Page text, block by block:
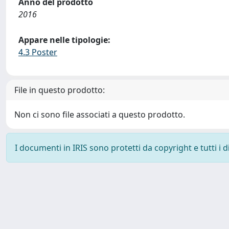
2016
Appare nelle tipologie:
4.3 Poster
File in questo prodotto:
Non ci sono file associati a questo prodotto.
I documenti in IRIS sono protetti da copyright e tutti i